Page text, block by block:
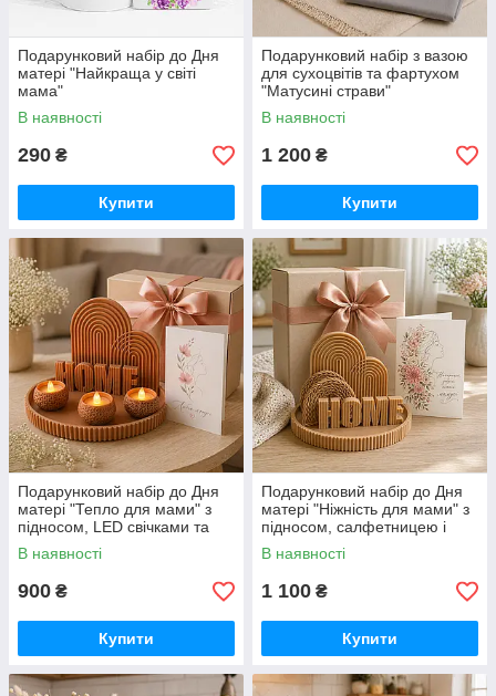
Подарунковий набір до Дня
матері "Найкраща у світі
мама"
В наявності
290 ₴
Купити
Подарунковий набір з вазою
для сухоцвітів та фартухом
"Матусині страви"
В наявності
1 200 ₴
Купити
Подарунковий набір до Дня
матері "Тепло для мами" з
підносом, LED свічками та
листівкою
В наявності
900 ₴
Купити
Подарунковий набір до Дня
матері "Ніжність для мами" з
підносом, салфетницею і
декором
В наявності
1 100 ₴
Купити